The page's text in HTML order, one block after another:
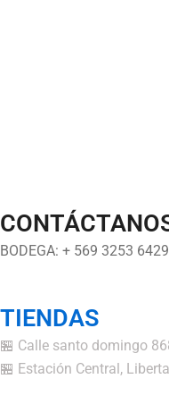
BODEGA: + 569 3253
TIENDAS
🏪 Calle santo domingo
🏪 Estación Central,